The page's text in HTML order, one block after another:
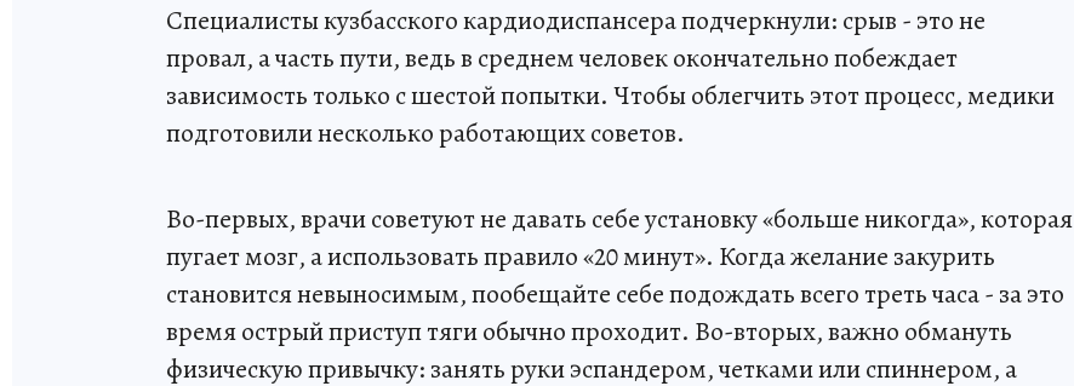
Специалисты кузбасского кардиодиспансера подчеркнули: срыв - это не
провал, а часть пути, ведь в среднем человек окончательно побеждает
зависимость только с шестой попытки. Чтобы облегчить этот процесс, медики
подготовили несколько работающих советов.
Во-первых, врачи советуют не давать себе установку «больше никогда», которая
пугает мозг, а использовать правило «20 минут». Когда желание закурить
становится невыносимым, пообещайте себе подождать всего треть часа - за это
время острый приступ тяги обычно проходит. Во-вторых, важно обмануть
физическую привычку: занять руки эспандером, четками или спиннером, а